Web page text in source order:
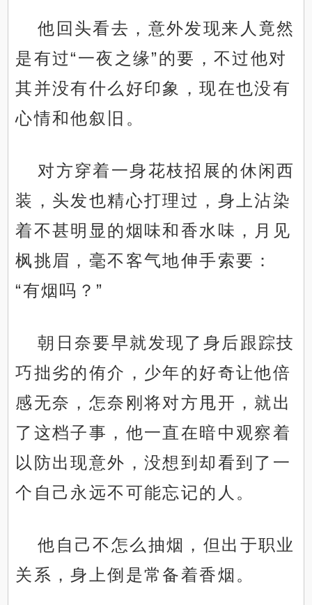
他回头看去，意外发现来人竟然
是有过“一夜之缘”的要，不过他对
其并没有什么好印象，现在也没有
心情和他叙旧。
对方穿着一身花枝招展的休闲西
装，头发也精心打理过，身上沾染
着不甚明显的烟味和香水味，月见
枫挑眉，毫不客气地伸手索要：
“有烟吗？”
朝日奈要早就发现了身后跟踪技
巧拙劣的侑介，少年的好奇让他倍
感无奈，怎奈刚将对方甩开，就出
了这档子事，他一直在暗中观察着
以防出现意外，没想到却看到了一
个自己永远不可能忘记的人。
他自己不怎么抽烟，但出于职业
关系，身上倒是常备着香烟。